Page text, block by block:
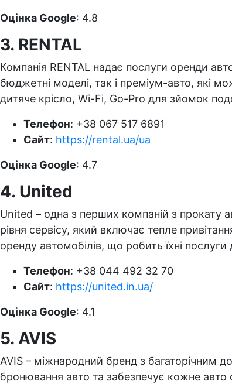
Оцінка Google: 4.8
3. RENTAL
Компанія RENTAL надає послуги оренди
бюджетні моделі, так і преміум-авто, які
дитяче крісло, Wi-Fi, Go-Pro для зйомок
Телефон: +38 067 517 6891
Сайт: https://rental.ua/ua
Оцінка Google: 4.7
4. United
United – одна з перших компаній з прокату
рівня сервісу, який включає тепле
оренду автомобілів, що робить їхні
Телефон: +38 044 492 32 70
Сайт: https://united.in.ua/
Оцінка Google: 4.1
5. AVIS
AVIS – міжнародний бренд з багаторічним
бронювання авто та забезпечує кожне